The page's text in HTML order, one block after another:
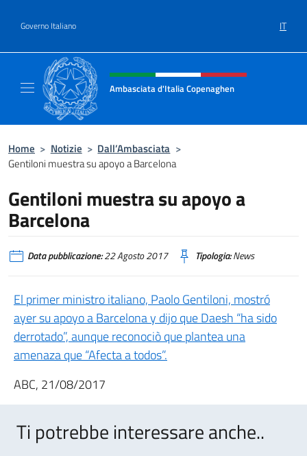
Governo Italiano IT
Intestazione sito, social e menù
Ambasciata d'Italia Copenaghen
Home > Notizie > Dall’Ambasciata >
Gentiloni muestra su apoyo a Barcelona
Gentiloni muestra su apoyo a
Barcelona
Data pubblicazione:22 Agosto 2017 Tipologia:News
El primer ministro italiano, Paolo Gentiloni, mostró
ayer su apoyo a Barcelona y dijo que Daesh “ha sido
derrotado”, aunque reconociò que plantea una
amenaza que “Afecta a todos”.
ABC, 21/08/2017
Ti potrebbe interessare anche..